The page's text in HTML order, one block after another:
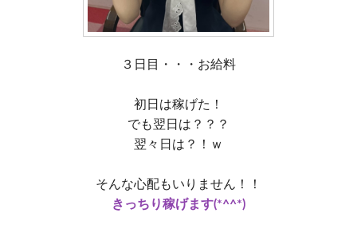
３日目・・・お給料
初日は稼げた！
でも翌日は？？？
翌々日は？！ｗ
そんな心配もいりません！！
きっちり稼げます(*^^*)